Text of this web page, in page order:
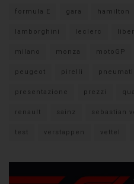
formula E gara hamilton
lamborghini leclerc
milano monza motoGP
peugeot pirelli
presentazione prezzi
renault sainz sebastian
test verstappen vettel